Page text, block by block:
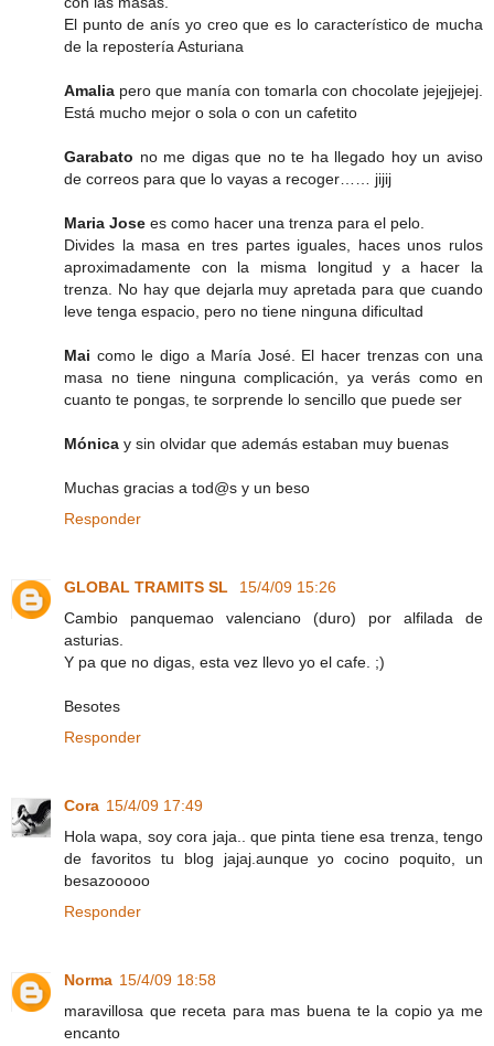
El punto de anís yo creo que es lo característico de mucha
de la repostería Asturiana
Amalia pero que manía con tomarla con chocolate jejejjejej.
Está mucho mejor o sola o con un cafetito
Garabato no me digas que no te ha llegado hoy un aviso
de correos para que lo vayas a recoger…… jijij
Maria Jose es como hacer una trenza para el pelo.
Divides la masa en tres partes iguales, haces unos rulos
aproximadamente con la misma longitud y a hacer la
trenza. No hay que dejarla muy apretada para que cuando
leve tenga espacio, pero no tiene ninguna dificultad
Mai como le digo a María José. El hacer trenzas con una
masa no tiene ninguna complicación, ya verás como en
cuanto te pongas, te sorprende lo sencillo que puede ser
Mónica y sin olvidar que además estaban muy buenas
Muchas gracias a tod@s y un beso
Responder
GLOBAL TRAMITS SL
15/4/09 15:26
Cambio panquemao valenciano (duro) por alfilada de
asturias.
Y pa que no digas, esta vez llevo yo el cafe. ;)
Besotes
Responder
Cora 15/4/09 17:49
Hola wapa, soy cora jaja.. que pinta tiene esa trenza, tengo
de favoritos tu blog jajaj.aunque yo cocino poquito, un
besazooooo
Responder
Norma 15/4/09 18:58
maravillosa que receta para mas buena te la copio ya me
encanto